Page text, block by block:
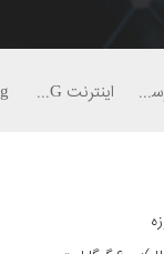
4G در روستاها اینترنت 4G در روستاها